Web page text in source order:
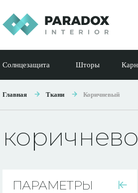
Солнцезащита Шторы
Главная Ткани Коричневый
ПАРАМЕТРЫ